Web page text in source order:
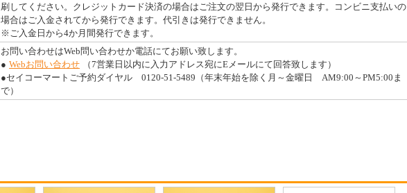
刷してください。クレジットカード決済の場合はご注文の翌日から発行できます。コンビニ支払いの
場合はご入金されてから発行できます。代引きは発行できません。
※ご入金日から4か月間発行できます。
お問い合わせはWeb問い合わせか電話にてお願い致します。
● Webお問い合わせ
（7営業日以内に入力アドレス宛にEメールにて回答致します）
●セイコーマートご予約ダイヤル 0120-51-5489（年末年始を除く月～金曜日 AM9:00～PM5:00ま
で）